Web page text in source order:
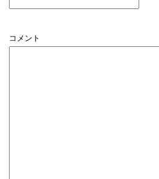
コメント